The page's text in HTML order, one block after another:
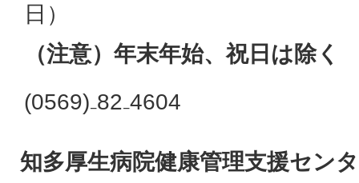
日）
（注意）年末年始、祝日は除く
(0569)₋82₋4604
知多厚生病院健康管理支援セン